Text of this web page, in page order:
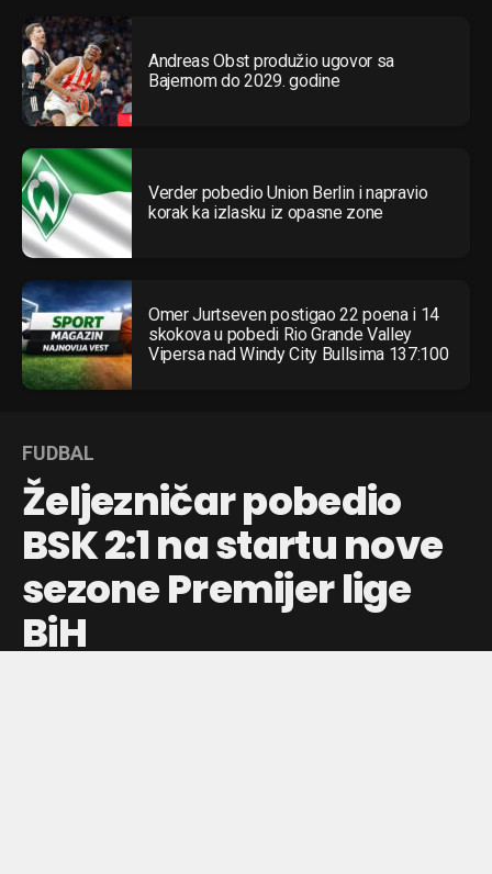
Andreas Obst produžio ugovor sa
Bajernom do 2029. godine
Verder pobedio Union Berlin i napravio
korak ka izlasku iz opasne zone
Omer Jurtseven postigao 22 poena i 14
skokova u pobedi Rio Grande Valley
Vipersa nad Windy City Bullsima 137:100
FUDBAL
Željezničar pobedio
BSK 2:1 na startu nove
sezone Premijer lige
BiH